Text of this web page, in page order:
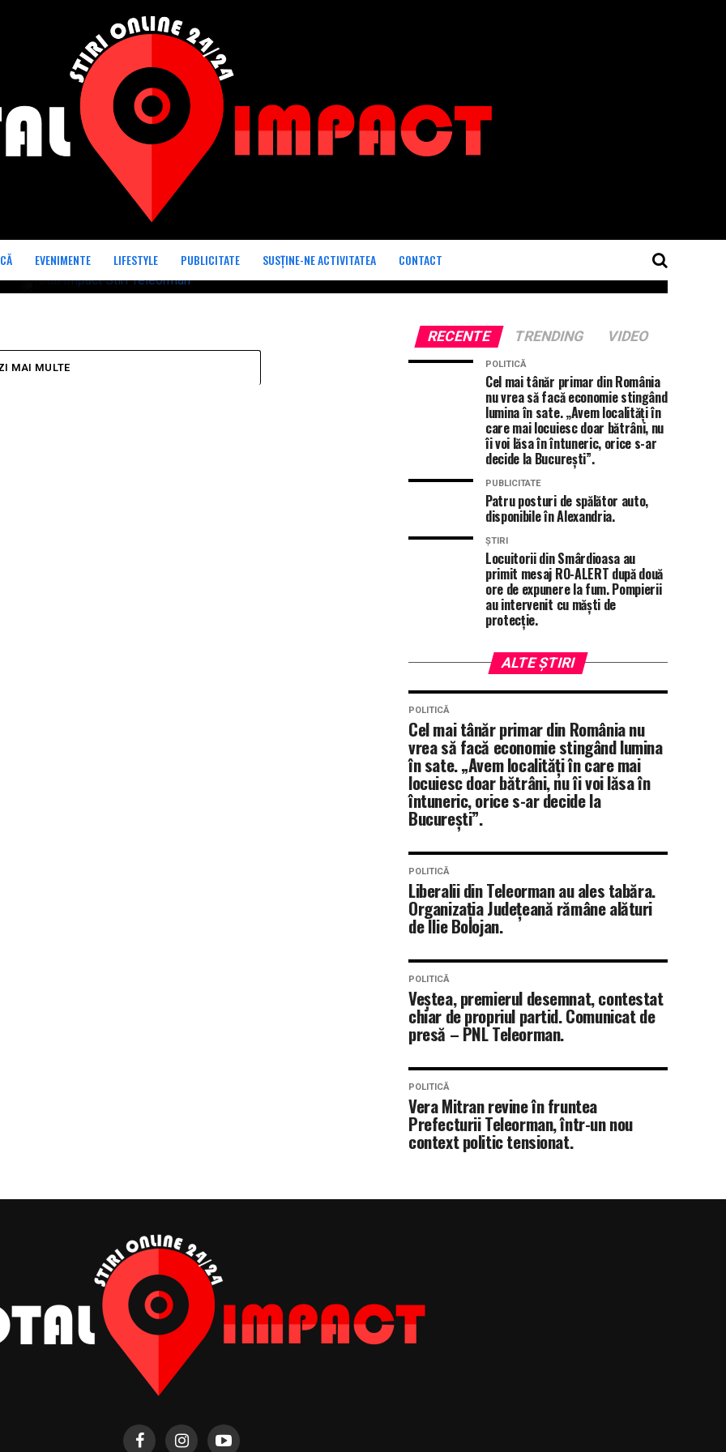
EVENIMENTE LIFESTYLE PUBLICITATE SUSȚINE-NE ACTIVITATEA CONTACT
MAI MULTE
RECENTE TRENDING VIDEO
POLITICĂ
Cel mai tânăr primar din România
nu vrea să facă economie stingând
lumina în sate. „Avem localități în
care mai locuiesc doar bătrâni, nu
îi voi lăsa în întuneric, orice s-ar
decide la București”.
PUBLICITATE
Patru posturi de spălător auto,
disponibile în Alexandria.
ȘTIRI
Locuitorii din Smârdioasa au
primit mesaj RO-ALERT după două
ore de expunere la fum. Pompierii
au intervenit cu măști de
protecție.
ALTE ȘTIRI
POLITICĂ
Cel mai tânăr primar din România nu
vrea să facă economie stingând lumina
în sate. „Avem localități în care mai
locuiesc doar bătrâni, nu îi voi lăsa în
întuneric, orice s-ar decide la
București”.
POLITICĂ
Liberalii din Teleorman au ales tabăra.
Organizația Județeană rămâne alături
de Ilie Bolojan.
POLITICĂ
Veștea, premierul desemnat, contestat
chiar de propriul partid. Comunicat de
presă – PNL Teleorman.
POLITICĂ
Vera Mitran revine în fruntea
Prefecturii Teleorman, într-un nou
context politic tensionat.